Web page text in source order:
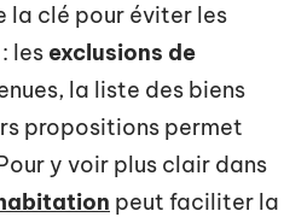
la clé pour éviter les
les exclusions de
la liste des biens
propositions permet
y voir plus clair dans
peut faciliter la